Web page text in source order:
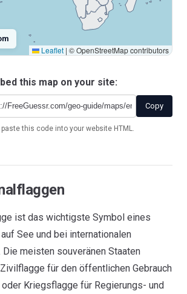
Leaflet | © OpenStreetMap contributors
this map on your site:
Copy
paste this code into your website HTML.
ist das wichtigste Symbol eines
See und bei internationalen
Die meisten souveränen Staaten
für den öffentlichen Gebrauch
Kriegsflagge für Regierungs- und